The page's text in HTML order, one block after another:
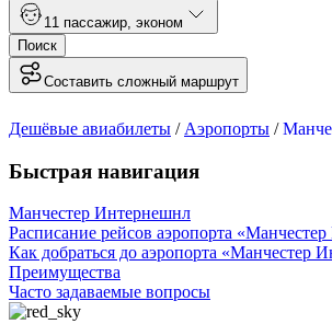
1 1 пассажир эконом
Поиск
Составить сложный маршрут
Дешёвые авиабилеты / Аэропорты /
Быстрая навигация
Манчестер Интернешнл
Расписание рейсов аэропорта
Как добраться до аэропорта «Манчестер
Преимущества
Часто задаваемые вопросы